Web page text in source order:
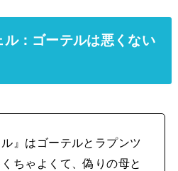
：ゴーテルは悪くない
』はゴーテルとラプンツ
ちゃよくて、偽りの母と